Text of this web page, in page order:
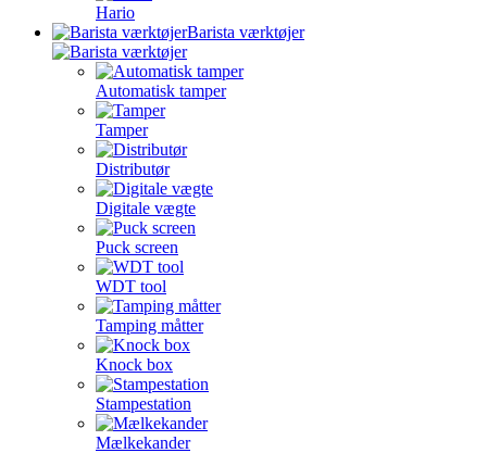
Hario
Barista værktøjer
Automatisk tamper
Tamper
Distributør
Digitale vægte
Puck screen
WDT tool
Tamping måtter
Knock box
Stampestation
Mælkekander